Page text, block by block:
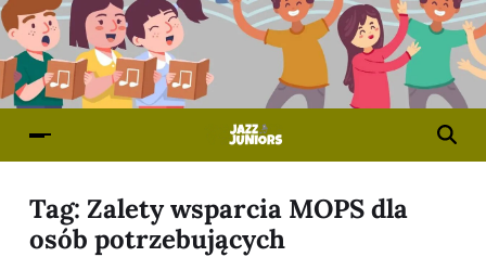
Tag: Zalety wsparcia MOPS dla
osób potrzebujących